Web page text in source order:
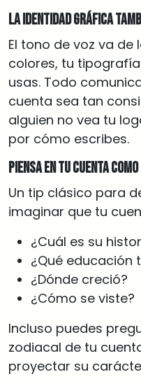
La identidad gráfica
El tono de voz va
colores, tu
usas. Todo
cuenta sea tan
alguien no vea tu
por cómo escribes.
Piensa en tu cuenta
Un tip clásico para
imaginar que tu
¿Cuál es su
¿Qué educación
¿Dónde creció?
¿Cómo se viste?
Incluso puedes
zodiacal de tu
proyectar su